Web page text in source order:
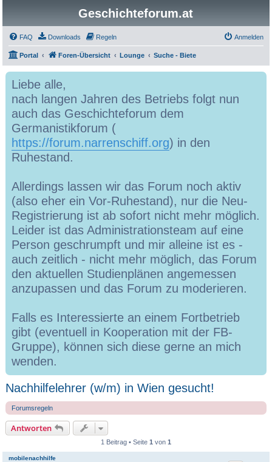
Geschichteforum.at
FAQ Downloads Regeln Anmelden
Portal Foren-Übersicht Lounge Suche - Biete
Liebe alle,
nach langen Jahren des Betriebs folgt nun
auch das Geschichteforum dem
Germanistikforum (
https://forum.narrenschiff.org) in den
Ruhestand.
Allerdings lassen wir das Forum noch aktiv
(also eher ein Vor-Ruhestand), nur die Neu-
Registrierung ist ab sofort nicht mehr möglich.
Leider ist das Administrationsteam auf eine
Person geschrumpft und mir alleine ist es -
auch zeitlich - nicht mehr möglich, das Forum
den aktuellen Studienplänen angemessen
anzupassen und das Forum zu moderieren.
Falls es Interessierte an einem Fortbetrieb
gibt (eventuell in Kooperation mit der FB-
Gruppe), können sich diese gerne an mich
wenden.
Nachhilfelehrer (w/m) in Wien gesucht!
Forumsregeln
Antworten
1 Beitrag • Seite 1 von 1
mobilenachhilfe